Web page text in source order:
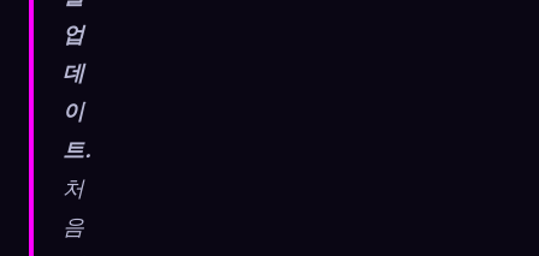
업
데
이
트.
처
음